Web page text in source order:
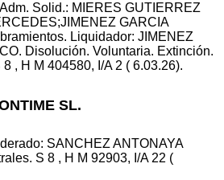
Solid.: MIERES GUTIERREZ
GARCIA
Liquidador: JIMENEZ
Disolución. Voluntaria. Extinción.
, H M 404580, I/A 2 ( 6.03.26).
SL.
SANCHEZ ANTONAYA
S 8 , H M 92903, I/A 22 (